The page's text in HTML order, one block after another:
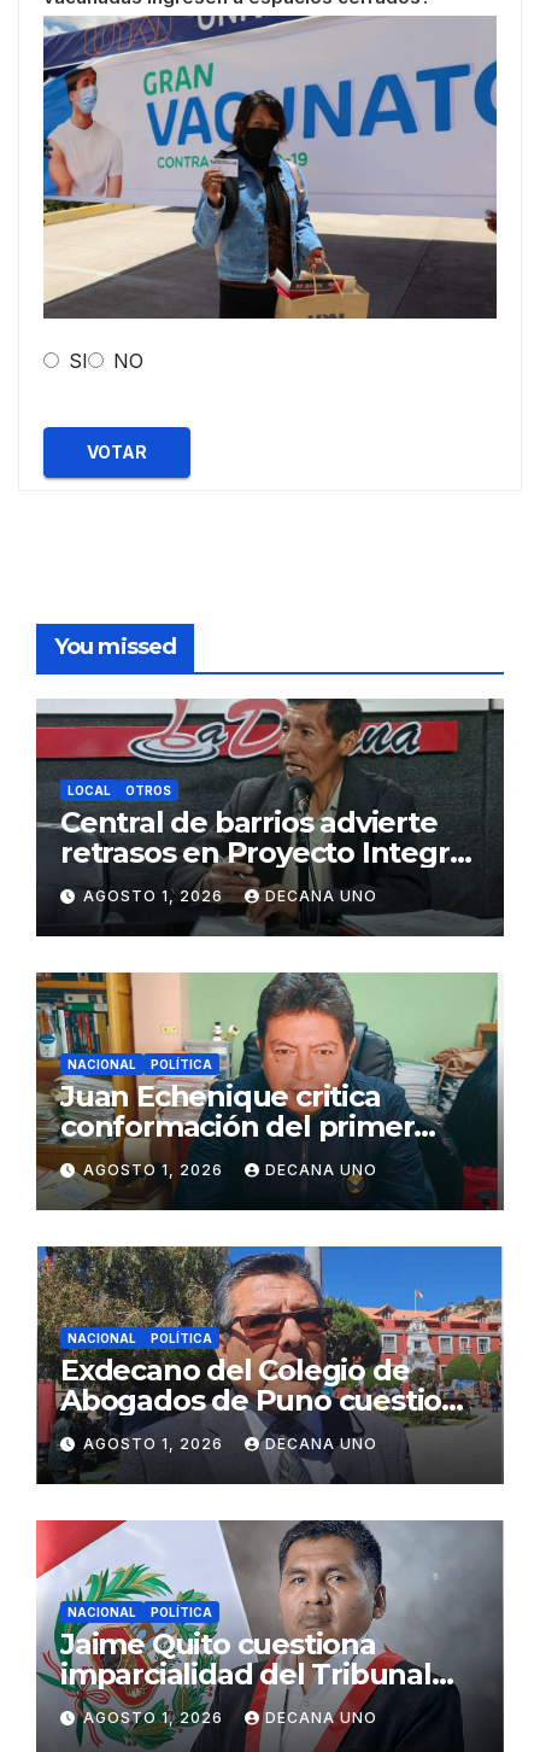
SI NO
VOTAR
You missed
LOCAL OTROS
Central de barrios advierte
retrasos en Proyecto Integral
de Agua y Alcantarillado para
Juliaca
AGOSTO 1, 2026 DECANA UNO
NACIONAL POLÍTICA
Juan Echenique critica
conformación del primer
gabinete ministerial de Keiko
Fujimori
AGOSTO 1, 2026 DECANA UNO
NACIONAL POLÍTICA
Exdecano del Colegio de
Abogados de Puno cuestiona
propuestas sobre seguridad
ciudadana
AGOSTO 1, 2026 DECANA UNO
NACIONAL POLÍTICA
Jaime Quito cuestiona
imparcialidad del Tribunal
Constitucional tras liberación
de Ollanta Humala
AGOSTO 1, 2026 DECANA UNO